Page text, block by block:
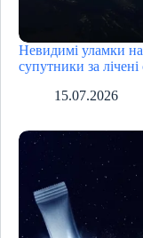
Невидимі уламки
супутники за
15.07.2026